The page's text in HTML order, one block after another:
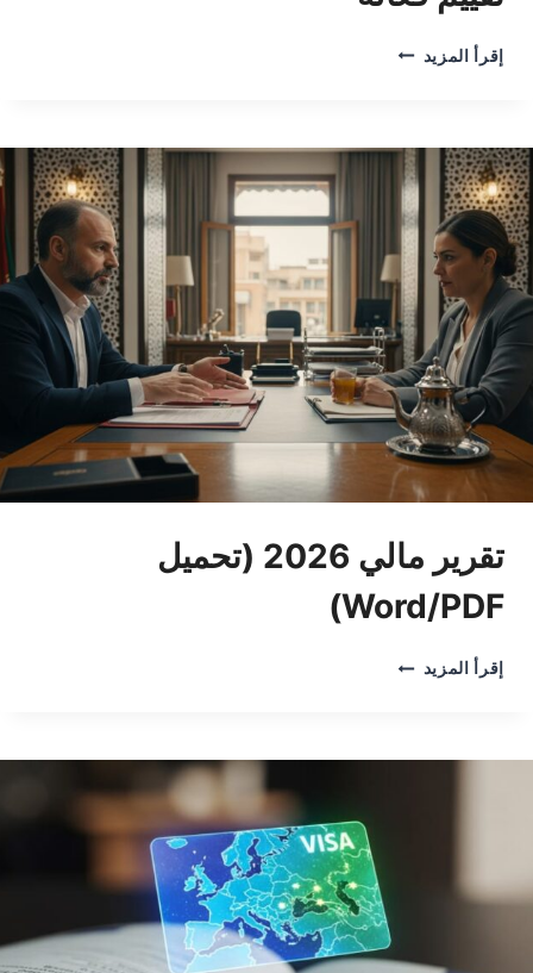
إقرأ المزيد نموذج
أداة
تقييم
تقرير مالي 2026 (تحميل
Word/PDF)
إقرأ المزيد تقرير
WORD/PDF)